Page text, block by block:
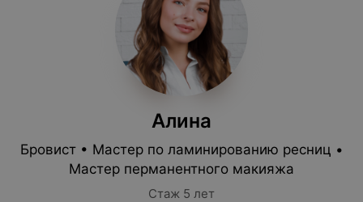
Алина
Бровист • Мастер по ламинированию ресниц •
Мастер перманентного макияжа
Стаж 5 лет